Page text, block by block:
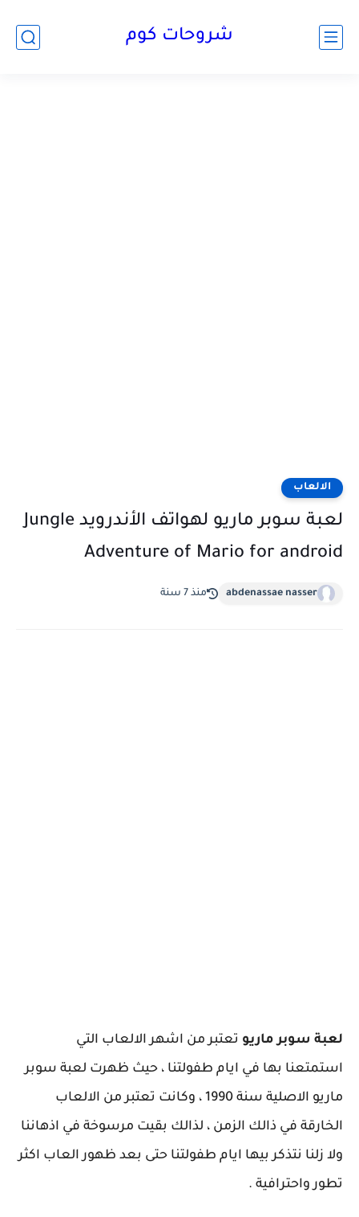
شروحات كوم
الالعاب
لعبة سوبر ماريو لهواتف الأندرويد Jungle
Adventure of Mario for android
abdenassae nasser منذ 7 سنة
لعبة سوبر ماريو تعتبر من اشهر الالعاب التي
استمتعنا بها في ايام طفولتنا ، حيث ظهرت لعبة سوبر
ماريو الاصلية سنة 1990 ، وكانت تعتبر من الالعاب
الخارقة في ذالك الزمن ، لذالك بقيت مرسوخة في اذهاننا
ولا زلنا نتذكر بيها ايام طفولتنا حتى بعد ظهور العاب اكثر
تطور واحترافية .